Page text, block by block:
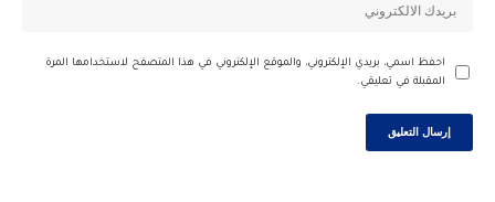
احفظ اسمي، بريدي الإلكتروني، والموقع الإلكتروني في هذا المتصفح لاستخدامها المرة
المقبلة في تعليقي.